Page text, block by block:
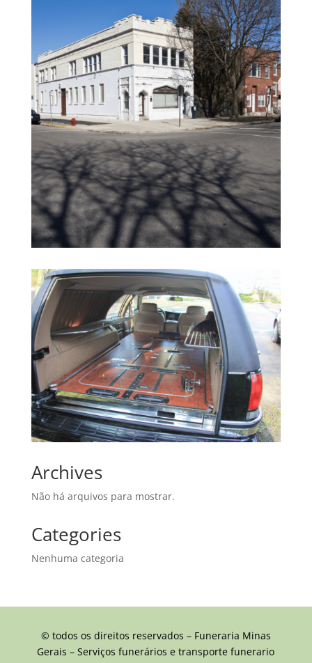
Archives
Não há arquivos para mostrar.
Categories
Nenhuma categoria
© todos os direitos reservados – Funeraria Minas
Gerais – Serviços funerários e transporte funerario